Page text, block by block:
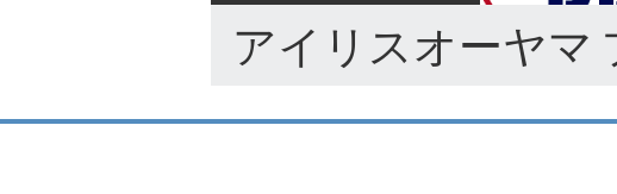
アイリスオーヤマ